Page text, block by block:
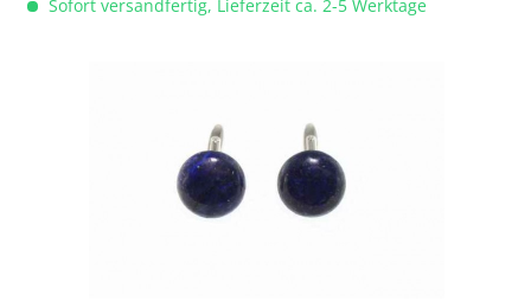
Sofort versandfertig, Lieferzeit ca. 2-5 Werktage